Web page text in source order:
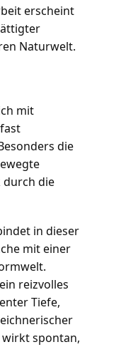
erscheint
Naturwelt.
mit
die
durch die
in dieser
mit einer
reizvolles
Tiefe,
spontan,